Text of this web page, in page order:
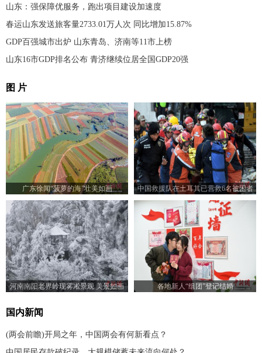
山东：强保障优服务，跑出项目建设加速度
春运山东发送旅客量2733.01万人次 同比增加15.87%
GDP百强城市出炉 山东青岛、济南等11市上榜
山东16市GDP排名公布 青济继续位居全国GDP20强
图 片
广东徐闻“菠萝的海”壮美如画 中国救援队在土耳其已营救6名被困者
河南南阳老界岭现雾凇景观 美景如画 各地新人“组团”登记结婚
国内新闻
(两会前瞻)开局之年，中国两会有何新看点？